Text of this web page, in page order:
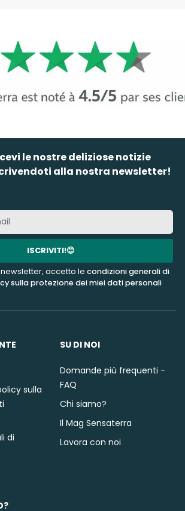
le nostre deliziose notizie
alla nostra newsletter!
e-
mail
ISCRIVITI!😊
accetto le condizioni generali di
sulla protezione dei miei dati personali
sulla
di
SU DI NOI
Domande più frequenti -
FAQ
Chi siamo?
Il Mag Sensaterra
Lavora con noi